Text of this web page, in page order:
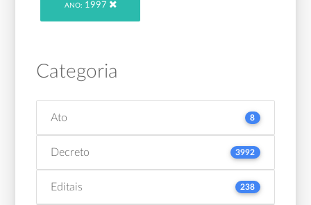
ANO: 1997
Categoria
Ato 8
Decreto 3992
Editais 238